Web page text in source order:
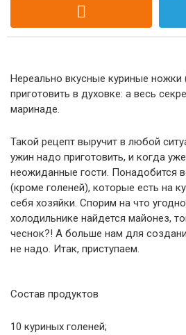
Нереально вкусные куриные ножки
приготовить в духовке: а весь
маринаде.
Такой рецепт выручит в любой
ужин надо приготовить, и когда
неожиданные гости. Понадобится
(кроме голеней), которые есть на
себя хозяйки. Спорим на что
холодильнике найдется майонез,
чеснок?! А больше нам для
не надо. Итак, приступаем.
Состав продуктов
10 куриных голеней;